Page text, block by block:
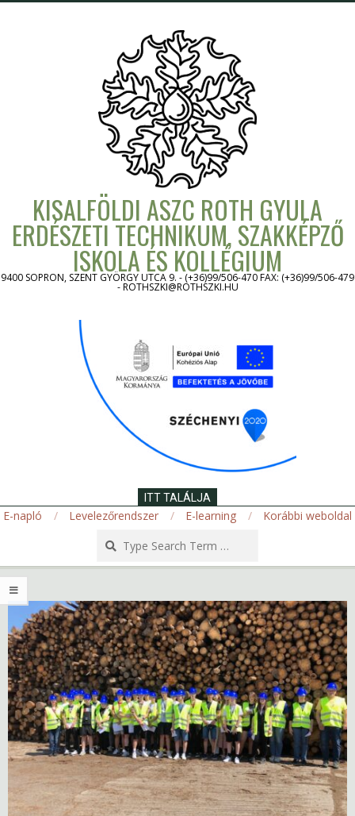
KISALFÖLDI ASZC ROTH GYULA
ERDÉSZETI TECHNIKUM, SZAKKÉPZŐ
ISKOLA ÉS KOLLÉGIUM
9400 SOPRON, SZENT GYÖRGY UTCA 9. - (+36)99/506-470 FAX: (+36)99/506-479
- ROTHSZKI@ROTHSZKI.HU
ITT TALÁLJA
E-napló Levelezőrendszer E-learning
Korábbi weboldal
Secondary
Navigation
Menu